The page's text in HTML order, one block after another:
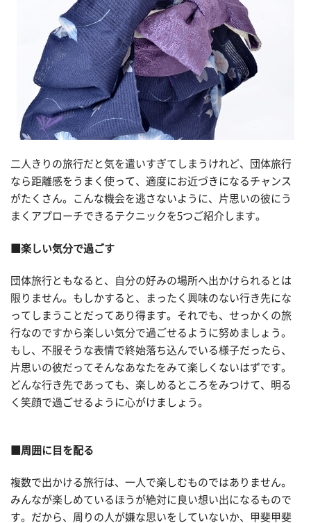
二人きりの旅行だと気を遣いすぎてしまうけれど、団体旅行
なら距離感をうまく使って、適度にお近づきになるチャンス
がたくさん。こんな機会を逃さないように、片思いの彼にう
まくアプローチできるテクニックを5つご紹介します。
■楽しい気分で過ごす
団体旅行ともなると、自分の好みの場所へ出かけられるとは
限りません。もしかすると、まったく興味のない行き先にな
ってしまうことだってあり得ます。それでも、せっかくの旅
行なのですから楽しい気分で過ごせるように努めましょう。
もし、不服そうな表情で終始落ち込んでいる様子だったら、
片思いの彼だってそんなあなたをみて楽しくないはずです。
どんな行き先であっても、楽しめるところをみつけて、明る
く笑顔で過ごせるように心がけましょう。
■周囲に目を配る
複数で出かける旅行は、一人で楽しむものではありません。
みんなが楽しめているほうが絶対に良い想い出になるもので
す。だから、周りの人が嫌な思いをしていないか、甲斐甲斐